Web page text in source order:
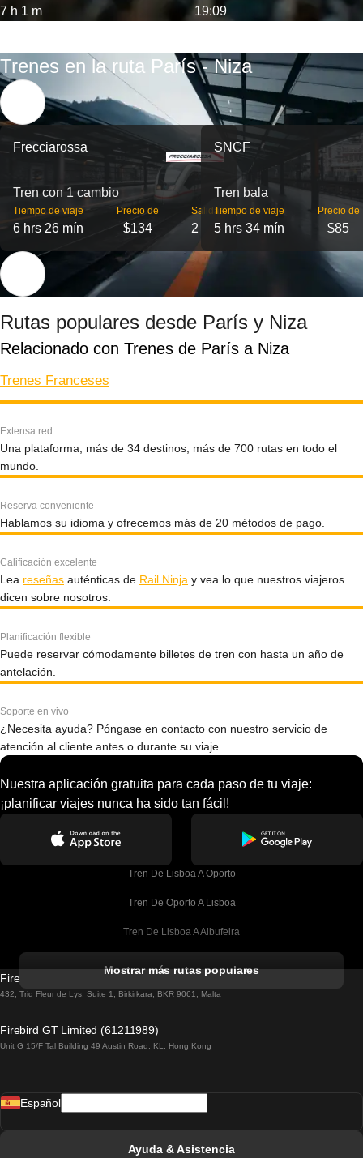
7 h 1 m 19:09
Trenes en la ruta París - Niza
Frecciarossa
Tren con 1 cambio
Tiempo de viaje
6 hrs 26 mín
Precio de
$134
Salidas
2
SNCF
Tren bala
Tiempo de viaje
5 hrs 34 mín
Precio de
$85
Rutas populares desde París y Niza
Relacionado con Trenes de París a Niza
Trenes Franceses
Extensa red
Una plataforma, más de 34 destinos, más de 700 rutas en todo el
mundo.
Reserva conveniente
Hablamos su idioma y ofrecemos más de 20 métodos de pago.
Calificación excelente
Lea reseñas auténticas de Rail Ninja y vea lo que nuestros viajeros
dicen sobre nosotros.
Planificación flexible
Puede reservar cómodamente billetes de tren con hasta un año de
antelación.
Soporte en vivo
¿Necesita ayuda? Póngase en contacto con nuestro servicio de
atención al cliente antes o durante su viaje.
Nuestra aplicación gratuita para cada paso de tu viaje:
¡planificar viajes nunca ha sido tan fácil!
Tren De Lisboa A Oporto
Tren De Oporto A Lisboa
Tren De Lisboa A Albufeira
Tren De Lisboa A Lagos
Tren De Lisboa A Madrid
Mostrar más rutas populares
Firebird GT Limited (OC 1451)
432, Triq Fleur de Lys, Suite 1, Birkirkara, BKR 9061, Malta
Firebird GT Limited (61211989)
Unit G 15/F Tal Building 49 Austin Road, KL, Hong Kong
Español
Ayuda & Asistencia